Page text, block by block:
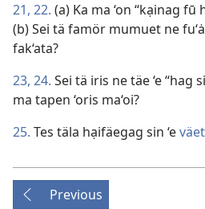
21, 22. (a) Ka ma ‘on “kạinag fū
(b) Sei tä famör mumuet ne
fak‘ata?
23, 24. Sei tä iris ne täe ‘e “hag
ma tapen ‘oris ma‘oi?
25. Tes täla hạifäegag sin ‘e
Previous